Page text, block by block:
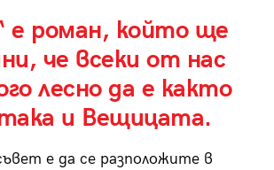
е роман, който ще
че всеки от нас
лесно да е както
и Вещицата.
е да се разположите в